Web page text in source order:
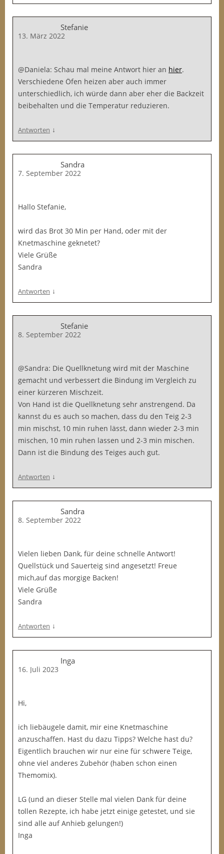
Stefanie
13. März 2022
@Daniela: Schau mal meine Antwort hier an hier.
Verschiedene Öfen heizen aber auch immer
unterschiedlich, ich würde dann aber eher die Backzeit
beibehalten und die Temperatur reduzieren.
Antworten ↓
Sandra
7. September 2022
Hallo Stefanie,
wird das Brot 30 Min per Hand, oder mit der
Knetmaschine geknetet?
Viele Grüße
Sandra
Antworten ↓
Stefanie
8. September 2022
@Sandra: Die Quellknetung wird mit der Maschine
gemacht und verbessert die Bindung im Vergleich zu
einer kürzeren Mischzeit.
Von Hand ist die Quellknetung sehr anstrengend. Da
kannst du es auch so machen, dass du den Teig 2-3
min mischst, 10 min ruhen lässt, dann wieder 2-3 min
mischen, 10 min ruhen lassen und 2-3 min mischen.
Dann ist die Bindung des Teiges auch gut.
Antworten ↓
Sandra
8. September 2022
Vielen lieben Dank, für deine schnelle Antwort!
Quellstück und Sauerteig sind angesetzt! Freue
mich,auf das morgige Backen!
Viele Grüße
Sandra
Antworten ↓
Inga
16. Juli 2023
Hi,
ich liebäugele damit, mir eine Knetmaschine
anzuschaffen. Hast du dazu Tipps? Welche hast du?
Eigentlich brauchen wir nur eine für schwere Teige,
ohne viel anderes Zubehör (haben schon einen
Themomix).
LG (und an dieser Stelle mal vielen Dank für deine
tollen Rezepte, ich habe jetzt einige getestet, und sie
sind alle auf Anhieb gelungen!)
Inga